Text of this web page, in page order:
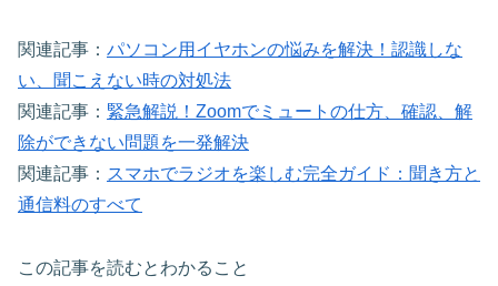
関連記事： パソコン用イヤホンの悩みを解決！認識しな
い、聞こえない時の対処法
関連記事： 緊急解説！Zoomでミュートの仕方、確認、解
除ができない問題を一発解決
関連記事： スマホでラジオを楽しむ完全ガイド：聞き方と
通信料のすべて
この記事を読むとわかること